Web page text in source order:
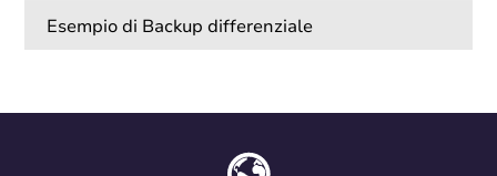
Esempio di Backup differenziale